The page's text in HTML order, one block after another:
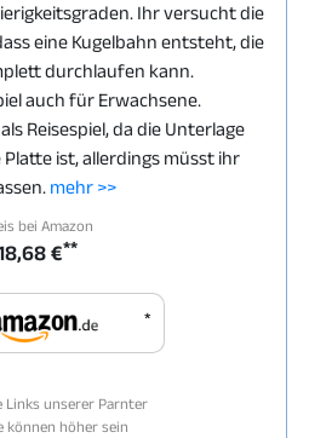
Ihr versucht die
eine Kugelbahn entsteht, die
durchlaufen kann.
auch für Erwachsene.
Reisespiel, da die Unterlage
ist, allerdings müsst ihr
mehr >>
bei Amazon
€**
*
unserer Parnter
können höher sein